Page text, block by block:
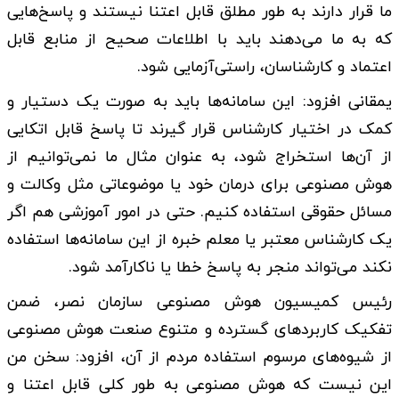
ما قرار دارند به طور مطلق قابل اعتنا نیستند و پاسخ‌هایی
که به ما می‌دهند باید با اطلاعات صحیح از منابع قابل
اعتماد و کارشناسان، راستی‌آزمایی شود.
یمقانی افزود: این سامانه‌ها باید به صورت یک دستیار و
کمک در اختیار کارشناس قرار گیرند تا پاسخ قابل اتکایی
از آن‌ها استخراج شود، به عنوان مثال ما نمی‌توانیم از
هوش مصنوعی برای درمان خود یا موضوعاتی مثل وکالت و
مسائل حقوقی استفاده کنیم. حتی در امور آموزشی هم اگر
یک کارشناس معتبر یا معلم خبره از این سامانه‌ها استفاده
نکند می‌تواند منجر به پاسخ خطا یا ناکارآمد شود.
رئیس کمیسیون هوش مصنوعی سازمان نصر، ضمن
تفکیک کاربردهای گسترده‌ و متنوع صنعت هوش مصنوعی
از شیوه‌های مرسوم استفاده مردم از آن، افزود: سخن من
این نیست که هوش مصنوعی به طور کلی قابل اعتنا و